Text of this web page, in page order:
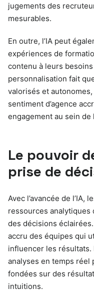
jugements des
mesurables.
En outre, l’IA peut
expériences de
contenu à leurs
personnalisation fait
valorisés et
sentiment d’agence
engagement au sein de
Le pouvoir
prise de
Avec l’avancée de
ressources
des décisions
accru des équipes qui
influencer les résultats.
analyses en temps
fondées sur des
intuitions.